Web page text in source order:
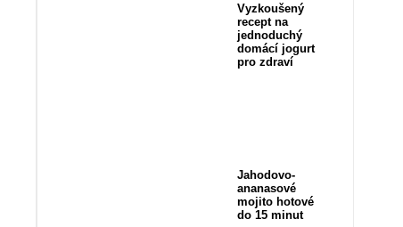
Vyzkoušený
recept na
jednoduchý
domácí jogurt
pro zdraví
Jahodovo-
ananasové
mojito hotové
do 15 minut